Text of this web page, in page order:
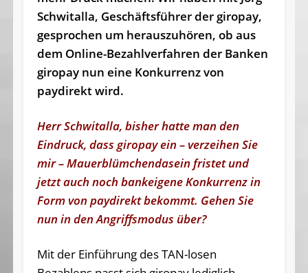
Schwitalla, Geschäftsführer der giropay,
gesprochen um herauszuhören, ob aus
dem Online-Bezahlverfahren der Banken
giropay nun eine Konkurrenz von
paydirekt wird.
Herr Schwitalla, bisher hatte man den
Eindruck, dass giropay ein – verzeihen Sie
mir – Mauerblümchendasein fristet und
jetzt auch noch bankeigene Konkurrenz in
Form von paydirekt bekommt. Gehen Sie
nun in den Angriffsmodus über?
Mit der Einführung des TAN-losen